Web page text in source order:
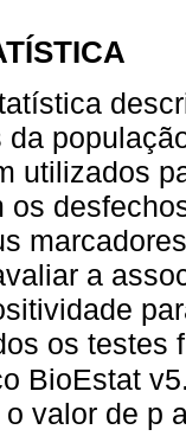
utilizados
os
a
os
BioEstat
valor de p